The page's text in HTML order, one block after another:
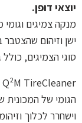
יוצאי דופן.
מנקה צמיגים
סוגי הצמיגים,
הגומי של המכונית